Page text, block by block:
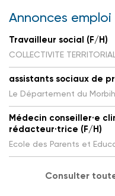
Annonces emploi
Travailleur social (F/H)
COLLECTIVITE
assistants sociaux de
Le Département du
Médecin conseiller·e
rédacteur·trice (F/H)
Ecole des Parents et
Consulter